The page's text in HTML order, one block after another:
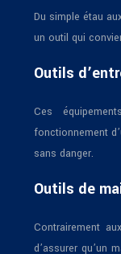
Du simple étau
un outil qui
Outils
Ces
fonctionnement
sans danger.
Outils de
Contrairement
d’assurer qu’un